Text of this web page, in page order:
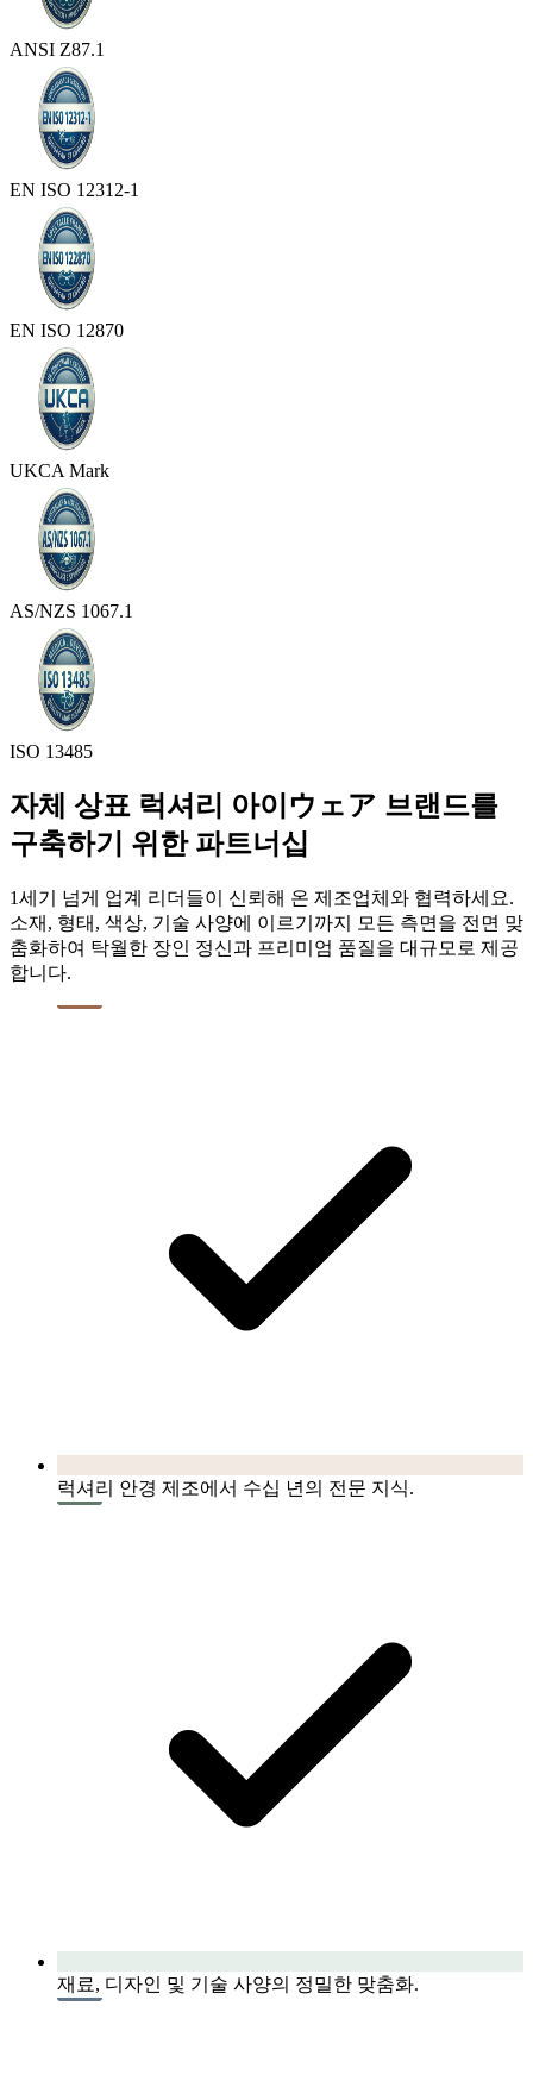
ANSI Z87.1
EN ISO 12312-1
EN ISO 12870
UKCA Mark
AS/NZS 1067.1
ISO 13485
자체 상표 럭셔리 아이ウェア 브랜드를
구축하기 위한 파트너십
1세기 넘게 업계 리더들이 신뢰해 온 제조업체와 협력하세요.
소재, 형태, 색상, 기술 사양에 이르기까지 모든 측면을 전면 맞
춤화하여 탁월한 장인 정신과 프리미엄 품질을 대규모로 제공
합니다.
럭셔리 안경 제조에서 수십 년의 전문 지식.
재료, 디자인 및 기술 사양의 정밀한 맞춤화.